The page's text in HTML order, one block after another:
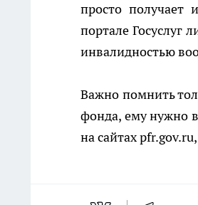
просто получает
портале Госуслуг
инвалидностью
Важно помнить
фонда, ему нужно
на сайтах pfr.gov.ru,